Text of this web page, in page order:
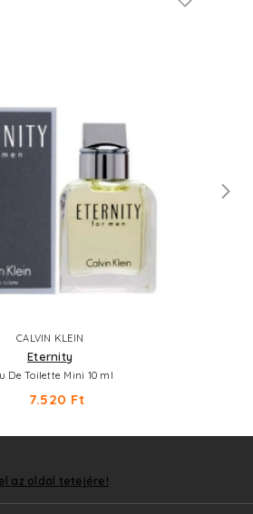
CALVIN KLEIN
Eternity
De Toilette Mini 10 ml
7.520 Ft
az oldal tetejére!